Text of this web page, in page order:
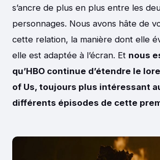
s’ancre de plus en plus entre les
personnages. Nous avons hâte de
cette relation, la manière dont elle
elle est adaptée à l’écran. Et nous
qu’HBO continue d’étendre le
of Us, toujours plus intéressant
différents épisodes de cette